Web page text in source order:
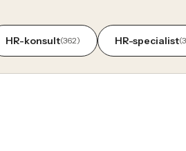
HR-konsult(362) HR-specialist